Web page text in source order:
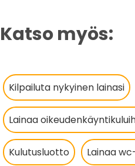
Katso myös:
Kilpailuta nykyinen lainasi
Lainaa
Kulutusluotto Lainaa